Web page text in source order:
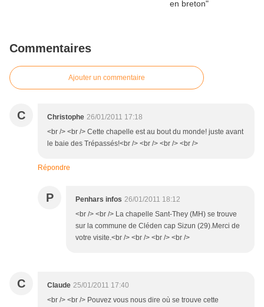
Commentaires
Ajouter un commentaire
C Christophe 26/01/2011 17:18
<br /> <br /> Cette chapelle est au bout du monde! juste avant
le baie des Trépassés!<br /> <br /> <br /> <br />
Répondre
P Penhars infos 26/01/2011 18:12
<br /> <br /> La chapelle Sant-They (MH) se trouve
sur la commune de Cléden cap Sizun (29).Merci de
votre visite.<br /> <br /> <br /> <br />
C Claude 25/01/2011 17:40
<br /> <br /> Pouvez vous nous dire où se trouve cette